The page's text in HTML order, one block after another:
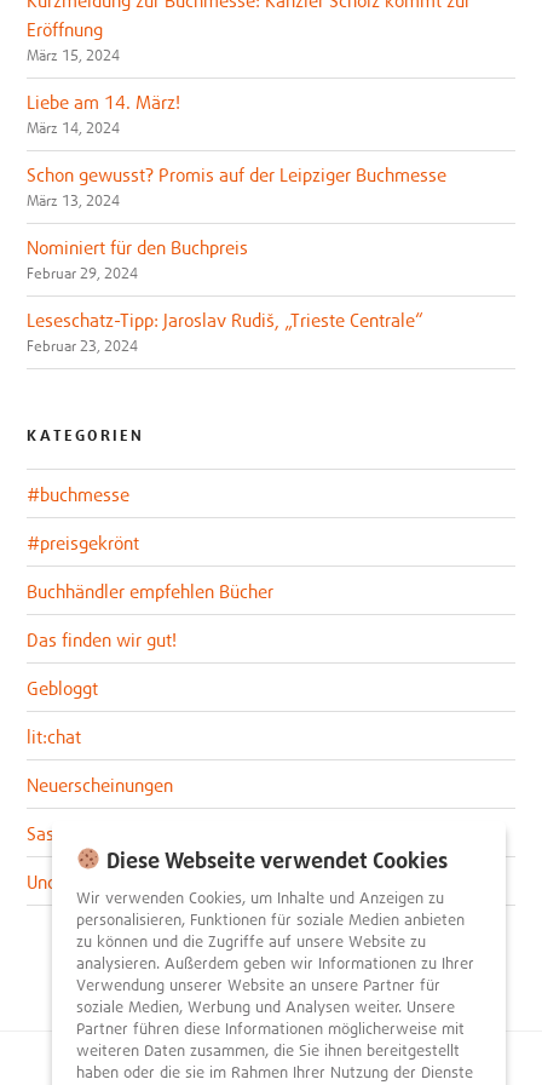
Eröffnung
März 15, 2024
Liebe am 14. März!
März 14, 2024
Schon gewusst? Promis auf der Leipziger Buchmesse
März 13, 2024
Nominiert für den Buchpreis
Februar 29, 2024
Leseschatz-Tipp: Jaroslav Rudiš, „Trieste Centrale“
Februar 23, 2024
KATEGORIEN
#buchmesse
#preisgekrönt
Buchhändler empfehlen Bücher
Das finden wir gut!
Gebloggt
lit:chat
Neuerscheinungen
Sascha im lit:blog
Uncategorized
Diese Webseite verwendet Cookies
Wir verwenden Cookies, um Inhalte und Anzeigen zu
personalisieren, Funktionen für soziale Medien anbieten
zu können und die Zugriffe auf unsere Website zu
analysieren. Außerdem geben wir Informationen zu Ihrer
Verwendung unserer Website an unsere Partner für
soziale Medien, Werbung und Analysen weiter. Unsere
Partner führen diese Informationen möglicherweise mit
weiteren Daten zusammen, die Sie ihnen bereitgestellt
haben oder die sie im Rahmen Ihrer Nutzung der Dienste